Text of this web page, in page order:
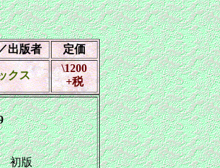
出版者
定価
クス
\1200
+税
初版